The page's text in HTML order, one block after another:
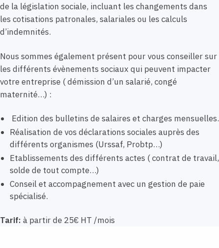
de la législation sociale, incluant les changements dans
les cotisations patronales, salariales ou les calculs
d’indemnités.
Nous sommes également présent pour vous conseiller sur
les différents évènements sociaux qui peuvent impacter
votre entreprise ( démission d’un salarié, congé
maternité…) :
Edition des bulletins de salaires et charges mensuelles.
Réalisation de vos déclarations sociales auprès des
différents organismes (Urssaf, Probtp…)
Etablissements des différents actes ( contrat de travail,
solde de tout compte…)
Conseil et accompagnement avec un gestion de paie
spécialisé.
Tarif: à partir de 25€ HT /mois